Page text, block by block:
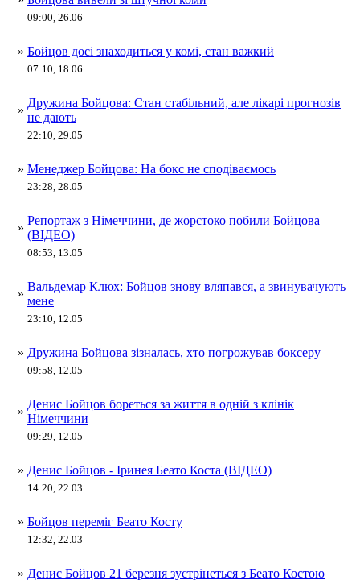
09:00, 26.06
» Бойцов досі знаходиться у комі, стан важкий
07:10, 18.06
»
Дружина Бойцова: Стан стабільний, але лікарі прогнозів
не дають
22:10, 29.05
» Менеджер Бойцова: На бокс не сподіваємось
23:28, 28.05
»
Репортаж з Німеччини, де жорстоко побили Бойцова
(ВІДЕО)
08:53, 13.05
»
Вальдемар Клюх: Бойцов знову вляпався, а звинувачують
мене
23:10, 12.05
» Дружина Бойцова зізналась, хто погрожував боксеру
09:58, 12.05
»
Денис Бойцов бореться за життя в одній з клінік
Німеччини
09:29, 12.05
» Денис Бойцов - Іринея Беато Коста (ВІДЕО)
14:20, 22.03
» Бойцов переміг Беато Косту
12:32, 22.03
» Денис Бойцов 21 березня зустрінеться з Беато Костою